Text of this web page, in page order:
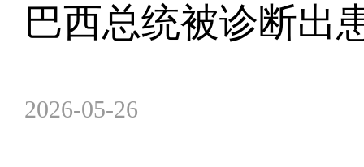
巴西总统被诊断出
2026-05-26